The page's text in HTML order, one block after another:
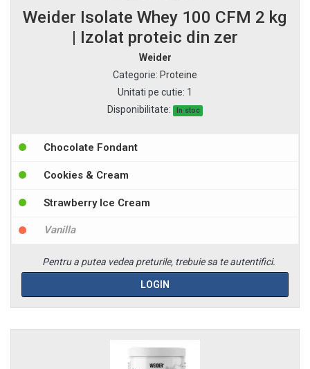
Weider Isolate Whey 100 CFM 2 kg
| Izolat proteic din zer
Weider
Categorie: Proteine
Unitati pe cutie: 1
Disponibilitate:
In stoc
Chocolate Fondant
Cookies & Cream
Strawberry Ice Cream
Vanilla
Pentru a putea vedea preturile, trebuie sa te autentifici.
LOGIN